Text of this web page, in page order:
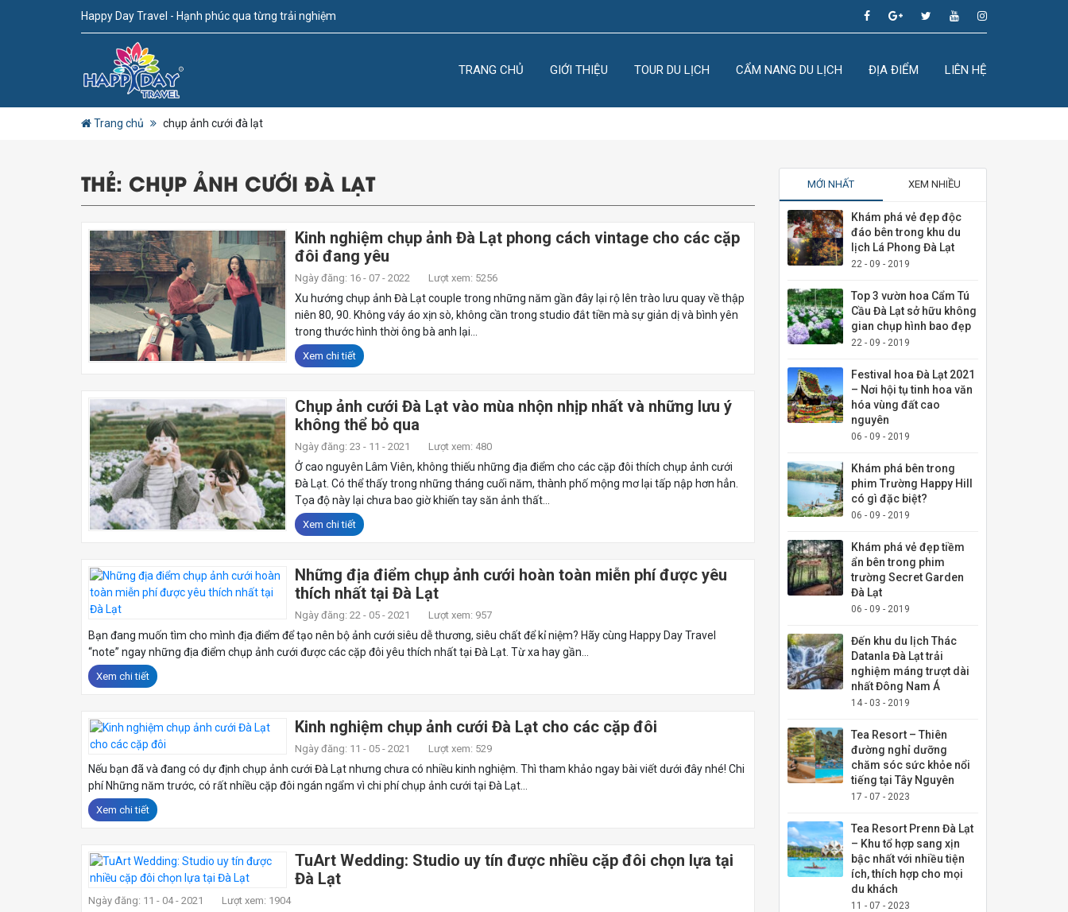
Happy Day Travel - Hạnh phúc qua từng trải nghiệm
TRANG CHỦ GIỚI THIỆU TOUR DU LỊCH CẨM NANG DU LỊCH ĐỊA ĐIỂM LIÊN HỆ
Trang chủ chụp ảnh cưới đà lạt
THẺ: CHỤP ẢNH CƯỚI ĐÀ LẠT
Kinh nghiệm chụp ảnh Đà Lạt phong cách vintage cho các cặp
đôi đang yêu
Ngày đăng: 16 - 07 - 2022 Lượt xem: 5256
Xu hướng chụp ảnh Đà Lạt couple trong những năm gần đây lại rộ lên trào lưu quay về thập
niên 80, 90. Không váy áo xịn sò, không cần trong studio đắt tiền mà sự giản dị và bình yên
trong thước hình thời ông bà anh lại...
Xem chi tiết
Chụp ảnh cưới Đà Lạt vào mùa nhộn nhịp nhất và những lưu ý
không thể bỏ qua
Ngày đăng: 23 - 11 - 2021 Lượt xem: 480
Ở cao nguyên Lâm Viên, không thiếu những địa điểm cho các cặp đôi thích chụp ảnh cưới
Đà Lạt. Có thể thấy trong những tháng cuối năm, thành phố mộng mơ lại tấp nập hơn hẳn.
Tọa độ này lại chưa bao giờ khiến tay săn ảnh thất...
Xem chi tiết
Những địa điểm chụp ảnh cưới hoàn toàn miễn phí được yêu
thích nhất tại Đà Lạt
Ngày đăng: 22 - 05 - 2021 Lượt xem: 957
Bạn đang muốn tìm cho mình địa điểm để tạo nên bộ ảnh cưới siêu dễ thương, siêu chất để kỉ niệm? Hãy cùng Happy Day Travel
“note” ngay những địa điểm chụp ảnh cưới được các cặp đôi yêu thích nhất tại Đà Lạt. Từ xa hay gần...
Xem chi tiết
Kinh nghiệm chụp ảnh cưới Đà Lạt cho các cặp đôi
Ngày đăng: 11 - 05 - 2021 Lượt xem: 529
Nếu bạn đã và đang có dự định chụp ảnh cưới Đà Lạt nhưng chưa có nhiều kinh nghiệm. Thì tham khảo ngay bài viết dưới đây nhé! Chi
phí Những năm trước, có rất nhiều cặp đôi ngán ngẩm vì chi phí chụp ảnh cưới tại Đà Lạt...
Xem chi tiết
TuArt Wedding: Studio uy tín được nhiều cặp đôi chọn lựa tại
Đà Lạt
Ngày đăng: 11 - 04 - 2021 Lượt xem: 1904
MỚI NHẤT XEM NHIỀU
Khám phá vẻ đẹp độc
đáo bên trong khu du
lịch Lá Phong Đà Lạt
22 - 09 - 2019
Top 3 vườn hoa Cẩm Tú
Cầu Đà Lạt sở hữu không
gian chụp hình bao đẹp
22 - 09 - 2019
Festival hoa Đà Lạt 2021
– Nơi hội tụ tinh hoa văn
hóa vùng đất cao
nguyên
06 - 09 - 2019
Khám phá bên trong
phim Trường Happy Hill
có gì đặc biệt?
06 - 09 - 2019
Khám phá vẻ đẹp tiềm
ẩn bên trong phim
trường Secret Garden
Đà Lạt
06 - 09 - 2019
Đến khu du lịch Thác
Datanla Đà Lạt trải
nghiệm máng trượt dài
nhất Đông Nam Á
14 - 03 - 2019
Tea Resort – Thiên
đường nghỉ dưỡng
chăm sóc sức khỏe nổi
tiếng tại Tây Nguyên
17 - 07 - 2023
Tea Resort Prenn Đà Lạt
– Khu tổ hợp sang xịn
bậc nhất với nhiều tiện
ích, thích hợp cho mọi
du khách
11 - 07 - 2023